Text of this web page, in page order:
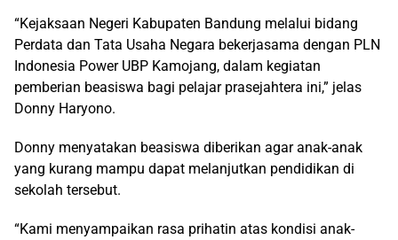
“Kejaksaan Negeri Kabupaten Bandung melalui bidang
Perdata dan Tata Usaha Negara bekerjasama dengan PLN
Indonesia Power UBP Kamojang, dalam kegiatan
pemberian beasiswa bagi pelajar prasejahtera ini,” jelas
Donny Haryono.
Donny menyatakan beasiswa diberikan agar anak-anak
yang kurang mampu dapat melanjutkan pendidikan di
sekolah tersebut.
“Kami menyampaikan rasa prihatin atas kondisi anak-